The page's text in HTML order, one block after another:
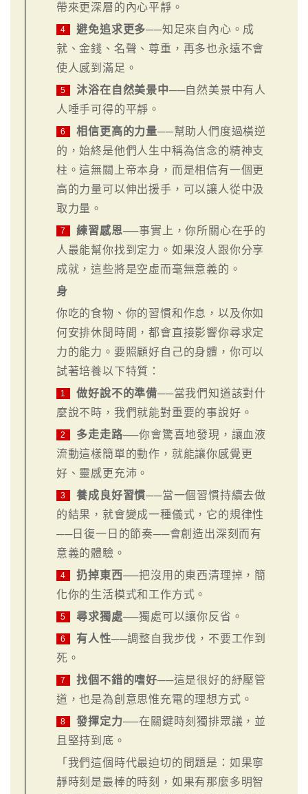
帶來更深層的內心平靜。
4 避免追求更多──知足來自內心。成
就、金錢、名聲、尊重，再多也永遠不會
使人感到滿足。
5 沐浴在自然美景中──自然美景中有人
人唾手可得的平靜。
6 相信更高的力量──幫助人們度過橫逆
的，始終是他們人生中稱為信念的精神支
柱。這無關上帝本身，而是相信有一個更
高的力量可以伸出援手，可以讓人從中汲
取力量。
7 練習感恩──事實上，你所關心在乎的
人最能幫你找到定力。如果沒人跟你分享
成就，這些將是空虛而毫無意義的。
身
你吃的食物、你的習慣和作息，以及你如
何安排休閒時間，都會直接影響你尋求定
力的能力。要照顧好自己的身體，你可以
試著培養以下特質：
1 做好說不的準備──當我們知道該對什
麼說不時，我們就能對重要的事說好。
2 多走走路──你會驚喜地發現，讓血液
流動這樣簡單的動作，就能讓你感覺更
好、靈感更充沛。
3 養成良好習慣──當一個習慣持續去做
的結果，就會變成一種儀式，它的規律性
──日復一日的節奏──會創造出深刻而有
意義的體驗。
4 扔掉東西──把沒用的東西清理掉，簡
化你的生活模式和工作方式。
5 尋求獨處──獨處可以讓你反省。
6 有人性──調整自我步伐，不要工作到
死。
7 找個不錯的嗜好──這是很好的紓壓管
道，也是為創意思惟充電的理想方式。
8 發揮定力──在關鍵時刻獨排眾議，並
且堅持到底。
「我們這個時代最迫切的問題是：如果寧
靜時刻是最棒的時刻，如果有那麼多明智